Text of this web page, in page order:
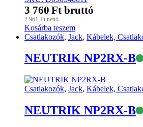
3 760 Ft bruttó
2 961 Ft nettó
Kosárba teszem
Csatlakozók, Jack, Kábelek,
NEUTRIK NP2RX-B
Csatlakozók, Jack, Kábelek,
NEUTRIK NP2RX-B